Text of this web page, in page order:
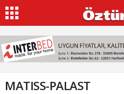
MATISS-PALAST